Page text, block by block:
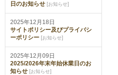
日のお知らせ [お知らせ]
2025年12月18日
サイトポリシー及びプライバシ
ーポリシー [お知らせ]
2025年12月09日
2025/2026年末年始休業日のお
知らせ [お知らせ]